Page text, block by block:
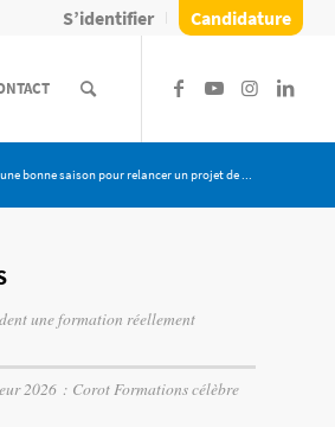
S’identifier Candidature
bonne saison pour relancer un projet de ...
une formation réellement
2026 : Corot Formations célèbre